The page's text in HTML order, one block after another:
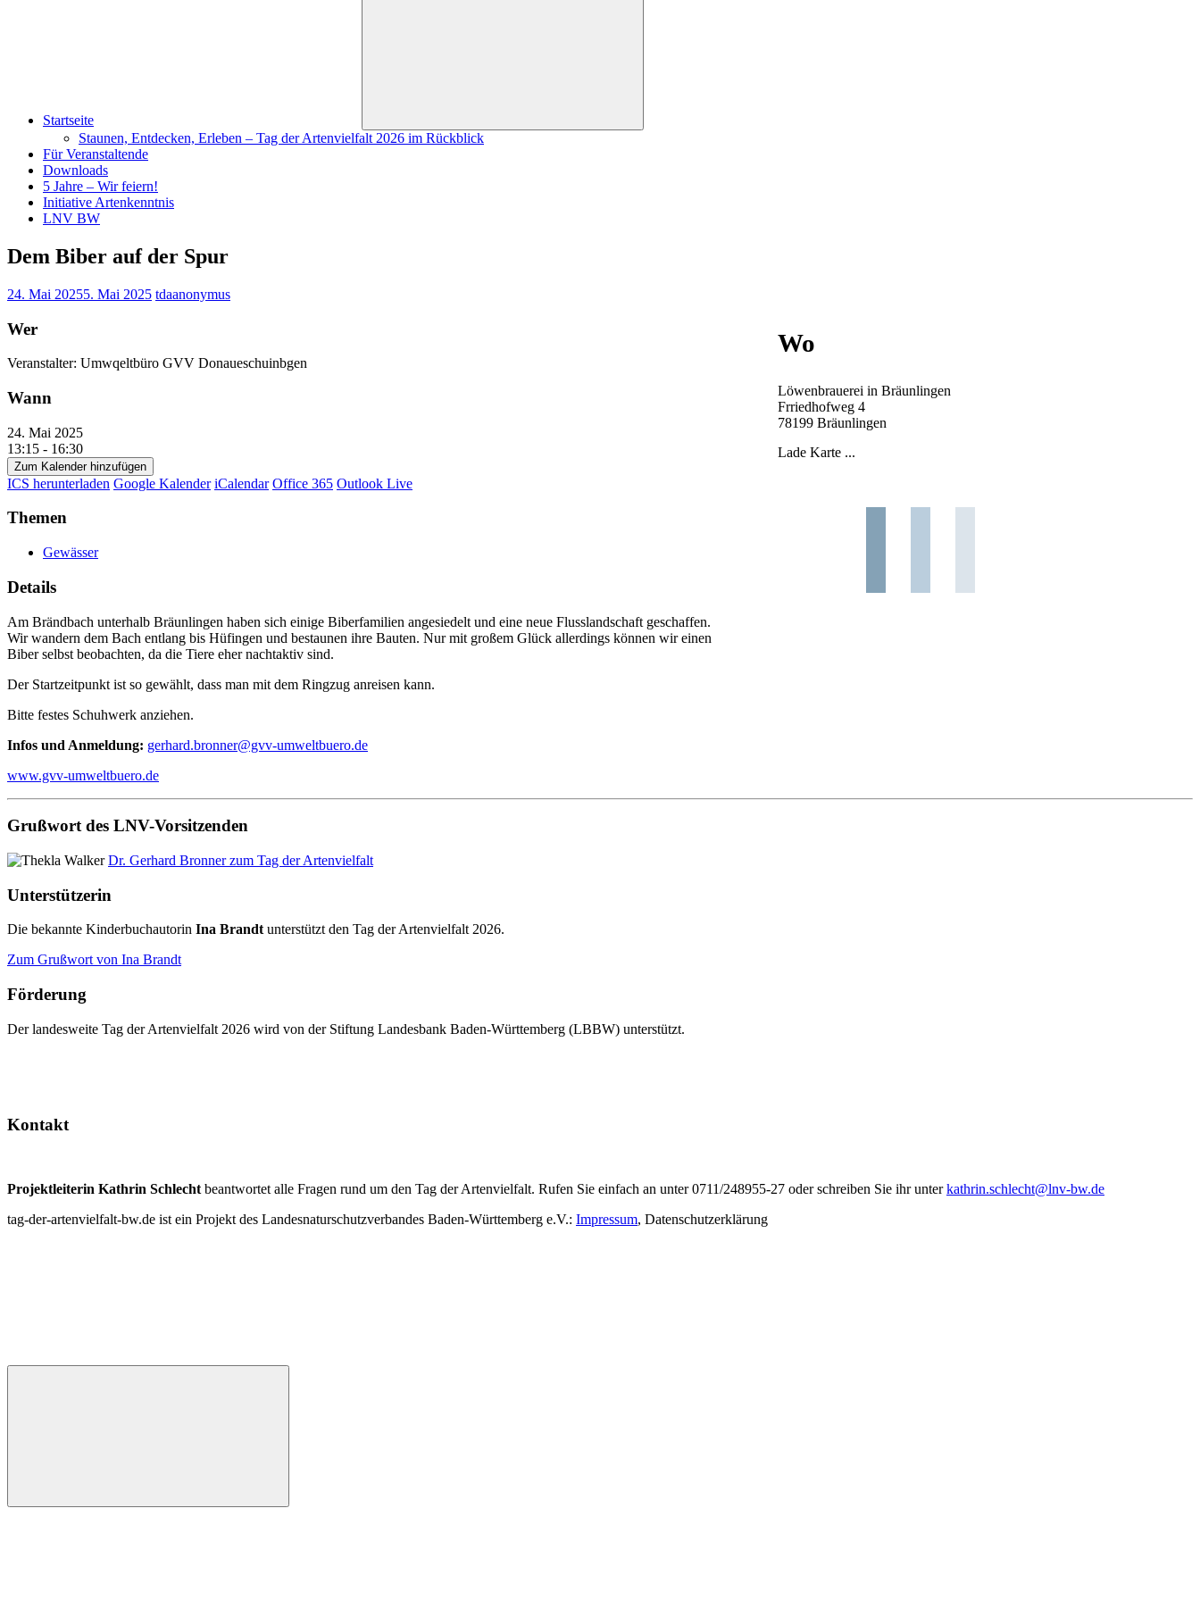
Startseite
Staunen, Entdecken, Erleben – Tag der Artenvielfalt 2026 im Rückblick
Für Veranstaltende
Downloads
5 Jahre – Wir feiern!
Initiative Artenkenntnis
LNV BW
Dem Biber auf der Spur
24. Mai 20255. Mai 2025 tdaanonymus
Wer
Veranstalter: Umwqeltbüro GVV Donaueschuinbgen
Wann
24. Mai 2025
13:15 - 16:30
Zum Kalender hinzufügen
ICS herunterladen Google Kalender iCalendar Office 365 Outlook Live
Themen
Gewässer
Details
Am Brändbach unterhalb Bräunlingen haben sich einige Biberfamilien angesiedelt und eine neue Flusslandschaft geschaffen.
Wir wandern dem Bach entlang bis Hüfingen und bestaunen ihre Bauten. Nur mit großem Glück allerdings können wir einen
Biber selbst beobachten, da die Tiere eher nachtaktiv sind.
Der Startzeitpunkt ist so gewählt, dass man mit dem Ringzug anreisen kann.
Bitte festes Schuhwerk anziehen.
Infos und Anmeldung: gerhard.bronner@gvv-umweltbuero.de
www.gvv-umweltbuero.de
Wo
Löwenbrauerei in Bräunlingen
Frriedhofweg 4
78199 Bräunlingen
Lade Karte ...
Grußwort des LNV-Vorsitzenden
Dr. Gerhard Bronner zum Tag der Artenvielfalt
Unterstützerin
Die bekannte Kinderbuchautorin Ina Brandtunterstützt den Tag der Artenvielfalt 2026.
Zum Grußwort von Ina Brandt
Förderung
Der landesweite Tag der Artenvielfalt 2026 wird von der Stiftung Landesbank Baden-Württemberg (LBBW) unterstützt.
Kontakt
Projektleiterin Kathrin Schlecht beantwortet alle Fragen rund um den Tag der Artenvielfalt. Rufen Sie einfach an unter 0711/248955-27 oder schreiben Sie ihr unterkathrin.schlecht@lnv-bw.de
tag-der-artenvielfalt-bw.de ist ein Projekt des Landesnaturschutzverbandes Baden-Württemberg e.V.: Impressum, Datenschutzerklärung